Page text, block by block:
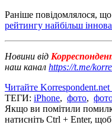
Раніше повідомлялося,
рейтингу найбільш
Новини від
наш канал https://t.me/
Читайте
ТЕГИ: iPhone, фото,
Якщо ви помітили
натисніть Ctrl + Enter,